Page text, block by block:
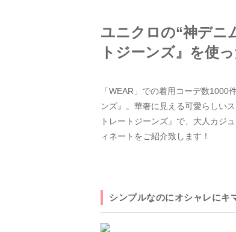
ユニクロの“神デニ
トジーンズ』を使
「WEAR」での着用コーデ数1000
ンズ』。華奢に見える可愛らしい
トレートジーンズ』で、大人カジ
ィネートをご紹介致します！
シンプルなのにオシャレにキ